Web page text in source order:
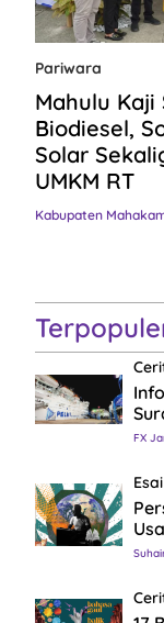
Pariwara
Mahulu Kaji
Biodiesel,
Solar
UMKM RT
Kabupaten
FX
Esai